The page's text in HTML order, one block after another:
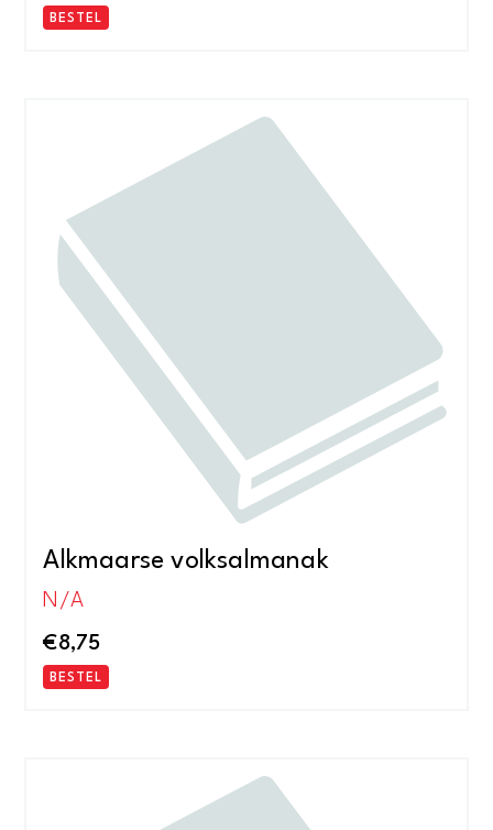
BESTEL
Alkmaarse volksalmanak
N/A
€8,75
BESTEL